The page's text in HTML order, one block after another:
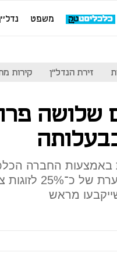
משפט
זירת הנדל"ן קירות
שלושה
באמצעות החברה
העירייה ולמכור אותן
מראש